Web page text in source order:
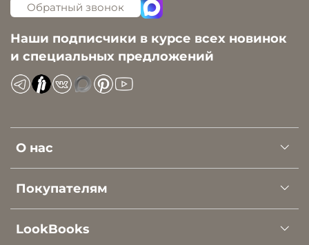
О нас
Покупателям
LookBooks
Обратный звонок
Наши подписчики в курсе всех новинок
и специальных предложений